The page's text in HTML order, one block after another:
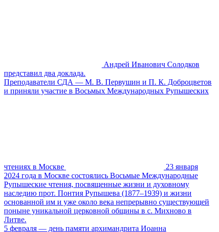
Андрей Иванович Солодков
представил два доклада.
Преподаватели СДА — М. В. Первушин и П. К. Доброцветов
и приняли участие в Восьмых Международных Рупышеских
чтениях в Москве
23 января
2024 года в Москве состоялись Восьмые Международные
Рупышеские чтения, посвященные жизни и духовному
наследию прот. Понтия Рупышева (1877–1939) и жизни
основанной им и уже около века непрерывно существующей
поныне уникальной церковной общины в с. Михново в
Литве.
5 февраля — день памяти архимандрита Иоанна